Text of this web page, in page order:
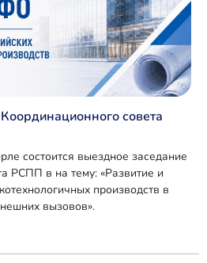
совета
состоится выездное заседание
РСПП в на тему: «Развитие и
производств в
вызовов».